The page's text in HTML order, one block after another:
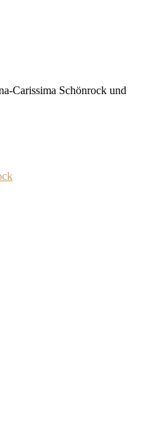
Carissima Schönrock und